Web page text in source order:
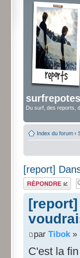
Du surf, des reports,
Index du forum ‹
[report]
Répondre
par Tibok »
C'est la